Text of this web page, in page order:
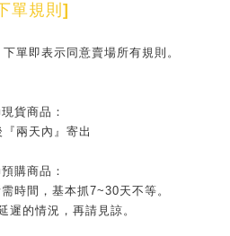
單規則 ]
下單即表示同意賣場所有規則。
貨商品：
『兩天內』寄出
購商品：
時間，基本抓7~30天不等。
遲的情況，再請見諒。